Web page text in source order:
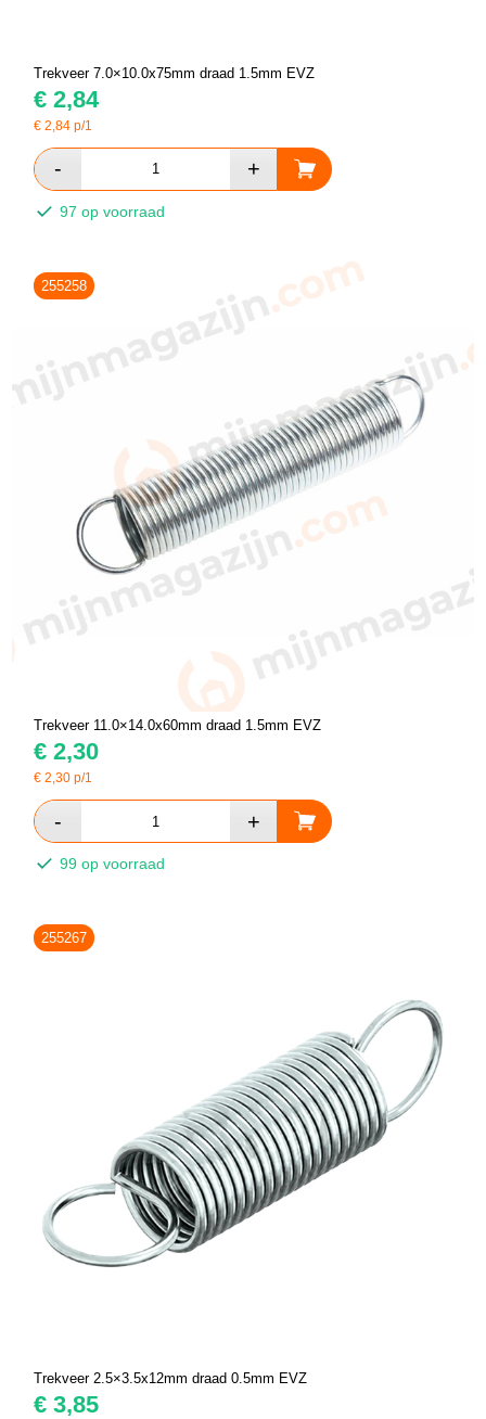
Trekveer 7.0×10.0x75mm draad 1.5mm EVZ
€ 2,84
€2,84 p/1
97 op voorraad
255258
Trekveer 11.0×14.0x60mm draad 1.5mm EVZ
€ 2,30
€2,30 p/1
99 op voorraad
255267
Trekveer 2.5×3.5x12mm draad 0.5mm EVZ
€ 3,85